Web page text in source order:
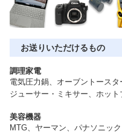
お送りいただけるもの
調理家電
電気圧力鍋、オーブントースタ
ジューサー・ミキサー、ホッ
美容機器
MTG、ヤーマン、パナソニッ